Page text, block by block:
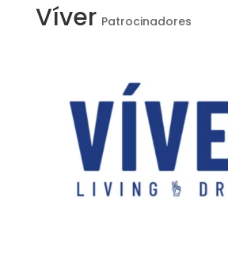
Víver Patrocinadores